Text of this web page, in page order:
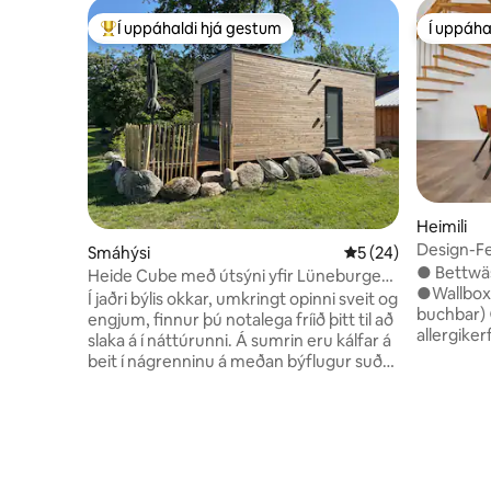
Í mestu uppáhaldi hjá gestum
Í uppáhaldi hjá gestum
Smáhýsi 5 af 5 í
5 (24)
Heide Cube með útsýni yfir Lüneburger
Heide
Í jaðri býlis okkar, umkringt opinni sveit og
engjum, finnur þú notalega fríið þitt til að
slaka á í náttúrunni. Á sumrin eru kálfar á
beit í nágrenninu á meðan býflugur suða
Í
Í
Heimili
Design-
Terrasse
●
buchbar) ●